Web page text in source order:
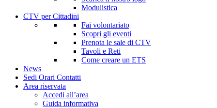
Modulistica
CTV per Cittadini
Fai volontariato
Scopri gli eventi
Prenota le sale di CTV
Tavoli e Reti
Come creare un ETS
News
Sedi Orari Contatti
Area riservata
Accedi all’area
Guida informativa